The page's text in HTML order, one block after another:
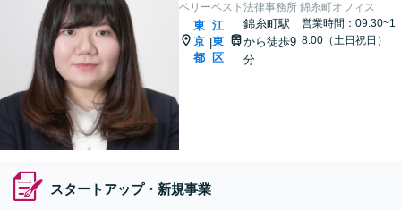
ベリーベスト法律事務所 錦糸町オフィス
東
京
都
|
江
東
区
錦糸町駅
から徒歩9
分
営業時間：09:30~1
8:00（土日祝日）
スタートアップ・新規事業